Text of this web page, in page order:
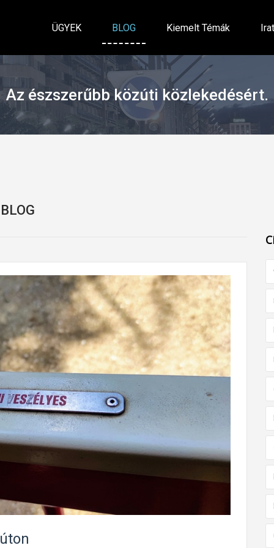
ÜGYEK BLOG Kiemelt Témák
Az észszerűbb közúti közlekedésért.
BLOG